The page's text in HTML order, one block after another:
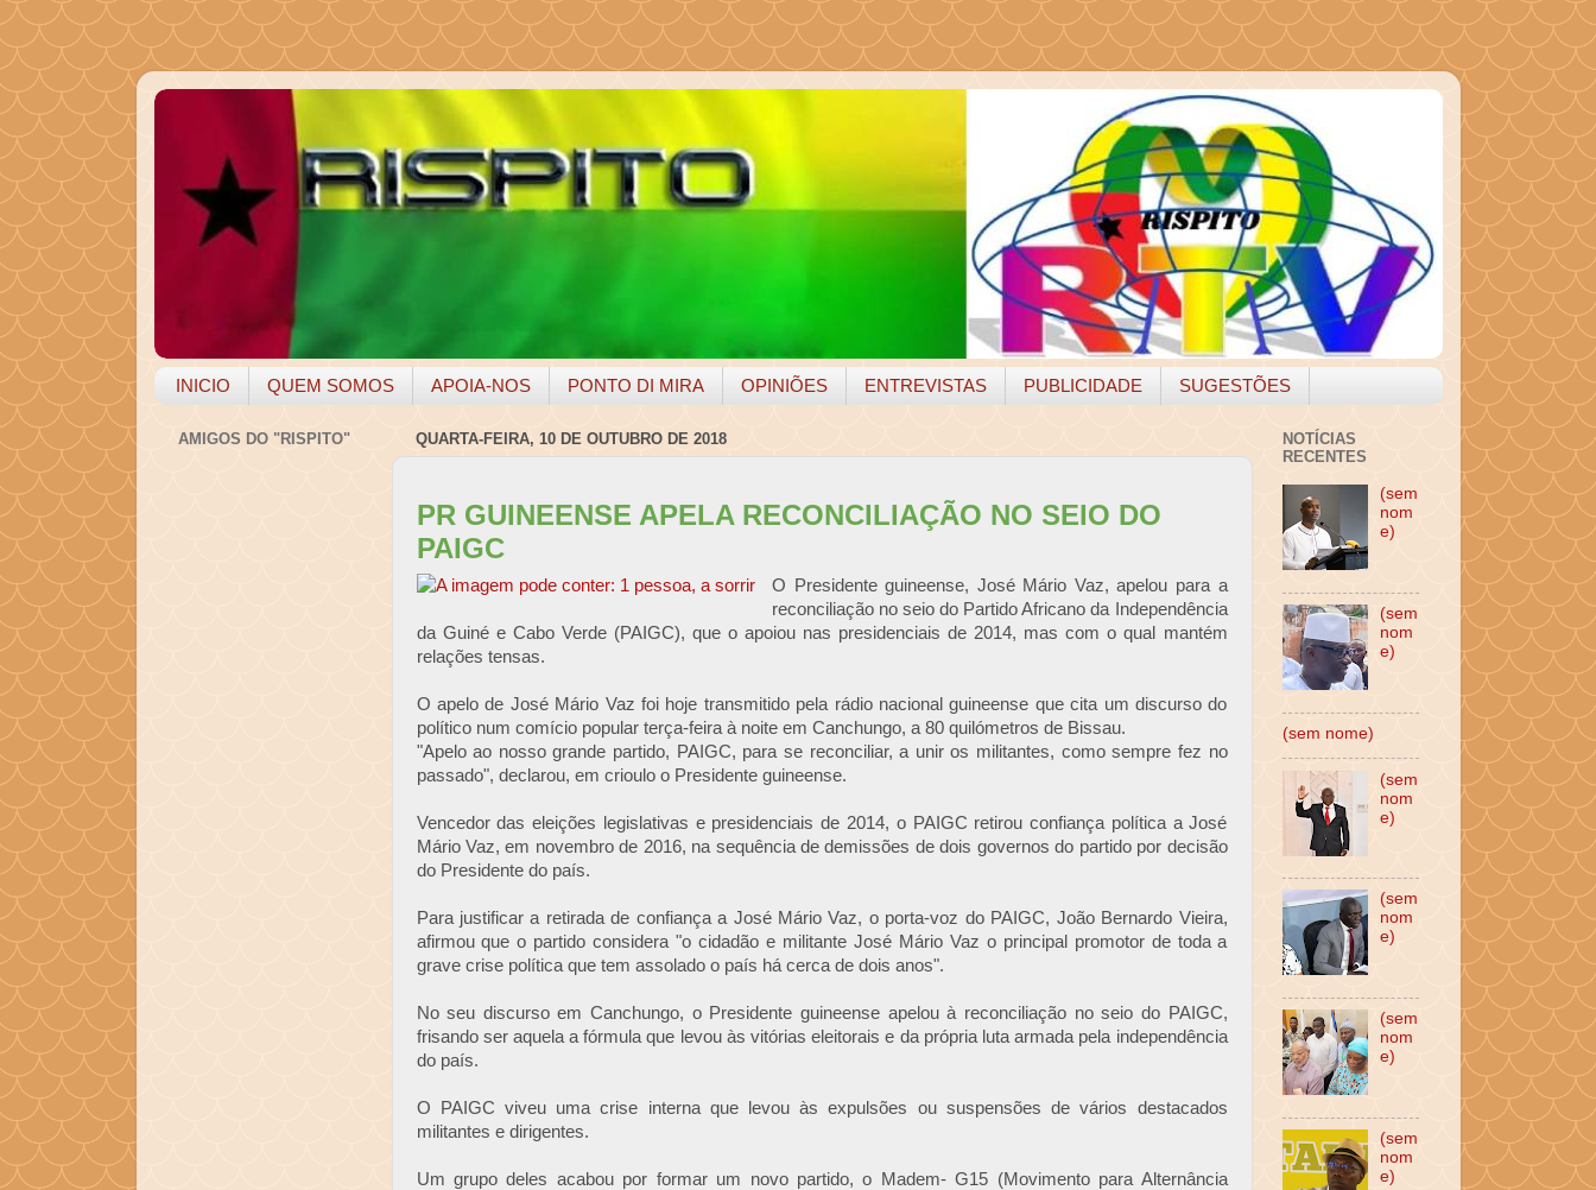
INICIO QUEM SOMOS APOIA-NOS PONTO DI MIRA OPINIÕES ENTREVISTAS PUBLICIDADE SUGESTÕES
QUARTA-FEIRA, 10 DE OUTUBRO DE 2018
PR GUINEENSE APELA RECONCILIAÇÃO NO SEIO DO
PAIGC
O Presidente guineense, José Mário Vaz, apelou para a
reconciliação no seio do Partido Africano da Independência
da Guiné e Cabo Verde (PAIGC), que o apoiou nas presidenciais de 2014, mas com o qual mantém
relações tensas.
O apelo de José Mário Vaz foi hoje transmitido pela rádio nacional guineense que cita um discurso do
político num comício popular terça-feira à noite em Canchungo, a 80 quilómetros de Bissau.
"Apelo ao nosso grande partido, PAIGC, para se reconciliar, a unir os militantes, como sempre fez no
passado", declarou, em crioulo o Presidente guineense.
Vencedor das eleições legislativas e presidenciais de 2014, o PAIGC retirou confiança política a José
Mário Vaz, em novembro de 2016, na sequência de demissões de dois governos do partido por decisão
do Presidente do país.
Para justificar a retirada de confiança a José Mário Vaz, o porta-voz do PAIGC, João Bernardo Vieira,
afirmou que o partido considera "o cidadão e militante José Mário Vaz o principal promotor de toda a
grave crise política que tem assolado o país há cerca de dois anos".
No seu discurso em Canchungo, o Presidente guineense apelou à reconciliação no seio do PAIGC,
frisando ser aquela a fórmula que levou às vitórias eleitorais e da própria luta armada pela independência
do país.
O PAIGC viveu uma crise interna que levou às expulsões ou suspensões de vários destacados
militantes e dirigentes.
Um grupo deles acabou por formar um novo partido, o Madem- G15 (Movimento para Alternância
AMIGOS DO "RISPITO"
NOTÍCIAS
RECENTES
(sem
nom
e)
(sem
nom
e)
(sem nome)
(sem
nom
e)
(sem
nom
e)
(sem
nom
e)
(sem
nom
e)